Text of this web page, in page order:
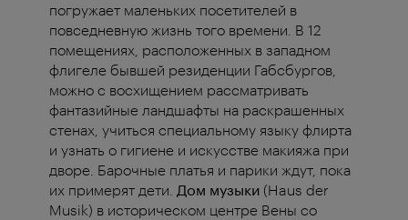
погружает маленьких посетителей в
повседневную жизнь того времени. В 12
помещениях, расположенных в западном
флигеле бывшей резиденции Габсбургов,
можно с восхищением рассматривать
фантазийные ландшафты на раскрашенных
стенах, учиться специальному языку флирта
и узнать о гигиене и искусстве макияжа при
дворе. Барочные платья и парики ждут, пока
их примерят дети. Дом музыки (Haus der
Musik) в историческом центре Вены со